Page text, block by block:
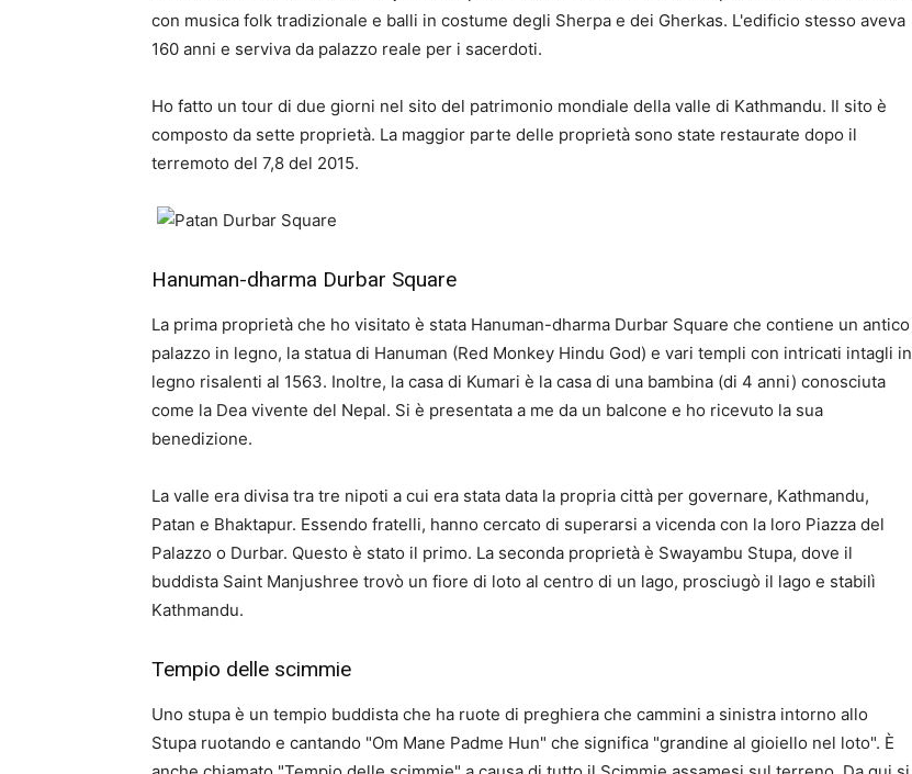
con musica folk tradizionale e balli in costume degli Sherpa e dei Gherkas. L'edificio stesso aveva
160 anni e serviva da palazzo reale per i sacerdoti.
Ho fatto un tour di due giorni nel sito del patrimonio mondiale della valle di Kathmandu. Il sito è
composto da sette proprietà. La maggior parte delle proprietà sono state restaurate dopo il
terremoto del 7,8 del 2015.
Hanuman-dharma Durbar Square
La prima proprietà che ho visitato è stata Hanuman-dharma Durbar Square che contiene un antico
palazzo in legno, la statua di Hanuman (Red Monkey Hindu God) e vari templi con intricati intagli in
legno risalenti al 1563. Inoltre, la casa di Kumari è la casa di una bambina (di 4 anni) conosciuta
come la Dea vivente del Nepal. Si è presentata a me da un balcone e ho ricevuto la sua
benedizione.
La valle era divisa tra tre nipoti a cui era stata data la propria città per governare, Kathmandu,
Patan e Bhaktapur. Essendo fratelli, hanno cercato di superarsi a vicenda con la loro Piazza del
Palazzo o Durbar. Questo è stato il primo. La seconda proprietà è Swayambu Stupa, dove il
buddista Saint Manjushree trovò un fiore di loto al centro di un lago, prosciugò il lago e stabilì
Kathmandu.
Tempio delle scimmie
Uno stupa è un tempio buddista che ha ruote di preghiera che cammini a sinistra intorno allo
Stupa ruotando e cantando "Om Mane Padme Hun" che significa "grandine al gioiello nel loto". È